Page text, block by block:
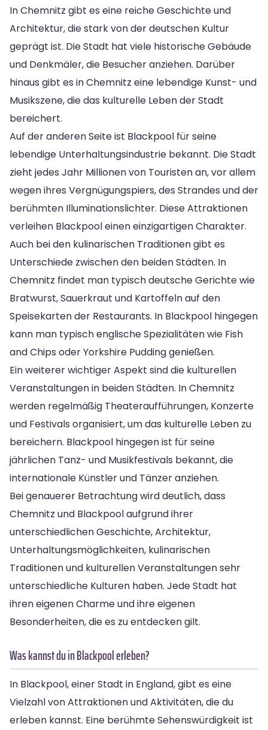
In Chemnitz gibt es eine reiche Geschichte und
Architektur, die stark von der deutschen Kultur
geprägt ist. Die Stadt hat viele historische Gebäude
und Denkmäler, die Besucher anziehen. Darüber
hinaus gibt es in Chemnitz eine lebendige Kunst- und
Musikszene, die das kulturelle Leben der Stadt
bereichert.
Auf der anderen Seite ist Blackpool für seine
lebendige Unterhaltungsindustrie bekannt. Die Stadt
zieht jedes Jahr Millionen von Touristen an, vor allem
wegen ihres Vergnügungspiers, des Strandes und der
berühmten Illuminationslichter. Diese Attraktionen
verleihen Blackpool einen einzigartigen Charakter.
Auch bei den kulinarischen Traditionen gibt es
Unterschiede zwischen den beiden Städten. In
Chemnitz findet man typisch deutsche Gerichte wie
Bratwurst, Sauerkraut und Kartoffeln auf den
Speisekarten der Restaurants. In Blackpool hingegen
kann man typisch englische Spezialitäten wie Fish
and Chips oder Yorkshire Pudding genießen.
Ein weiterer wichtiger Aspekt sind die kulturellen
Veranstaltungen in beiden Städten. In Chemnitz
werden regelmäßig Theateraufführungen, Konzerte
und Festivals organisiert, um das kulturelle Leben zu
bereichern. Blackpool hingegen ist für seine
jährlichen Tanz- und Musikfestivals bekannt, die
internationale Künstler und Tänzer anziehen.
Bei genauerer Betrachtung wird deutlich, dass
Chemnitz und Blackpool aufgrund ihrer
unterschiedlichen Geschichte, Architektur,
Unterhaltungsmöglichkeiten, kulinarischen
Traditionen und kulturellen Veranstaltungen sehr
unterschiedliche Kulturen haben. Jede Stadt hat
ihren eigenen Charme und ihre eigenen
Besonderheiten, die es zu entdecken gilt.
Was kannst du in Blackpool erleben?
In Blackpool, einer Stadt in England, gibt es eine
Vielzahl von Attraktionen und Aktivitäten, die du
erleben kannst. Eine berühmte Sehenswürdigkeit ist